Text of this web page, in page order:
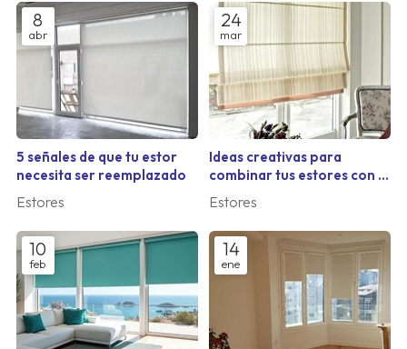
8
abr
5 señales de que tu estor
necesita ser reemplazado
Estores
24
mar
Ideas creativas para
combinar tus estores con la
decoración de tu salón
Estores
10
feb
14
ene